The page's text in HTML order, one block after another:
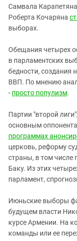
Самвала
Роберта Кочаряна
выборах.
Обещания четырех
в парламентских
бедности, создания
ВВП. По мнению
- просто популизм.
Партии "второй
основным
программах
церковь, реформу
страны, в том числе
Баку. Из этих
парламент,
Июньские выборы
будущем власти
курсе Армении. На
команды или ее